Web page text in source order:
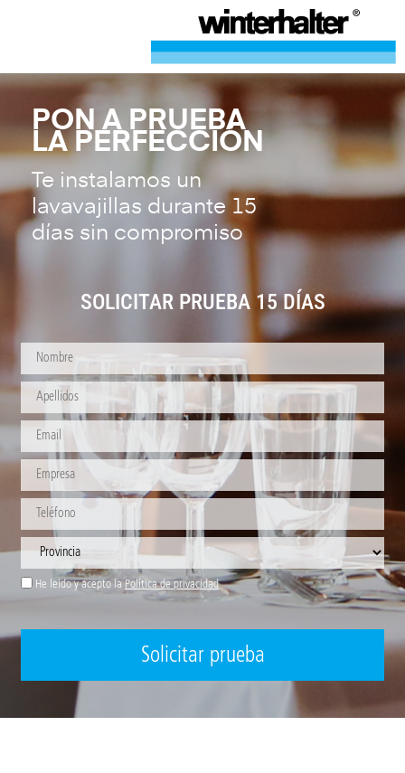
PON A PRUEBA
LA PERFECCIÓN
Te instalamos un
lavavajillas durante 15
días sin compromiso
SOLICITAR PRUEBA 15 DÍAS
He leído y acepto laPolítica de privacidad
Solicitar prueba